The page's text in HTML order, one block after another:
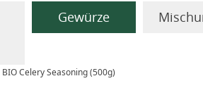
Gewürze
BIO Celery Seasoning (500g)